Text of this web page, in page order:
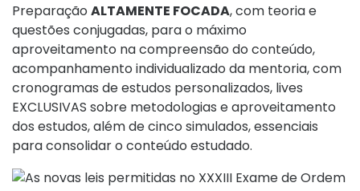
Preparação ALTAMENTE FOCADA, com teoria e
questões conjugadas, para o máximo
aproveitamento na compreensão do conteúdo,
acompanhamento individualizado da mentoria, com
cronogramas de estudos personalizados, lives
EXCLUSIVAS sobre metodologias e aproveitamento
dos estudos, além de cinco simulados, essenciais
para consolidar o conteúdo estudado.